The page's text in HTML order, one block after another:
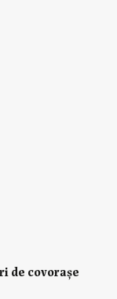
de covorașe